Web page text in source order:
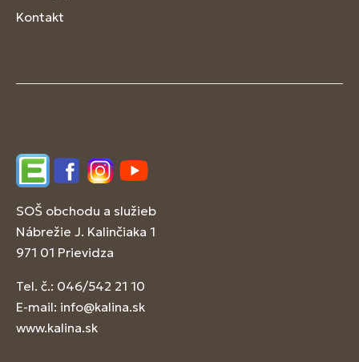
Kontakt
EdupageFacebookInstagram
YouTube
SOŠ obchodu a služieb
Nábrežie J. Kalinčiaka 1
971 01 Prievidza
Tel. č.: 046/542 21 10
E-mail: info@kalina.sk
www.kalina.sk